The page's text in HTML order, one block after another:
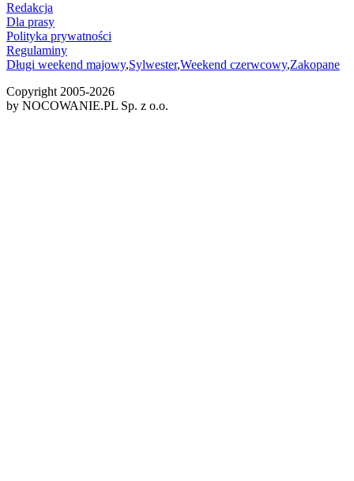
Redakcja
Dla prasy
Polityka prywatności
Regulaminy
Długi weekend majowy,Sylwester,Weekend czerwcowy,Zakopane
Copyright 2005-2026
by NOCOWANIE.PL Sp. z o.o.